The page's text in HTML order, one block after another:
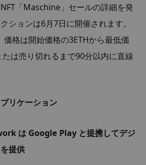
「Maschine」セールの詳細を発
ションは6月7日に開催されます。
価格は開始価格の3ETHから最低価
は売り切れるまで90分以内に直線
リケーション
は Google Play と提携してデジ
提供